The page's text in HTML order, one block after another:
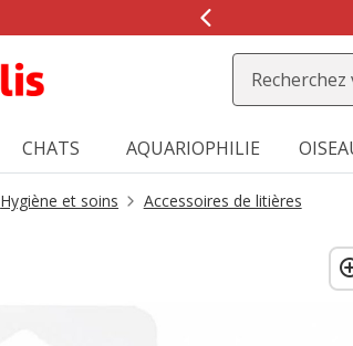
de
message,
CHATS AQUARIOPHILIE
Hygiène et soins
Accessoires de litières